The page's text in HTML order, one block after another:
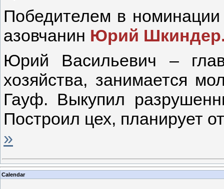
Победителем в номинации
азовчанин Юрий
Юрий Васильевич –
хозяйства, занимается
Гауф. Выкупил
Построил цех, планирует
»
Calendar